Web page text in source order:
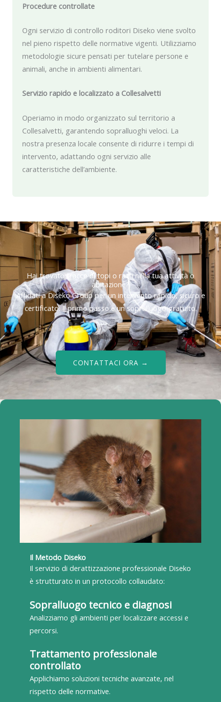
Procedure controllate
Ogni servizio di controllo roditori Diseko viene svolto
nel pieno rispetto delle normative vigenti. Utilizziamo
metodologie sicure pensati per tutelare persone e
animali, anche in ambienti alimentari.
Servizio rapido e localizzato a Collesalvetti
Operiamo in modo organizzato sul territorio a
Collesalvetti, garantendo sopralluoghi veloci. La
nostra presenza locale consente di ridurre i tempi di
intervento, adattando ogni servizio alle
caratteristiche dell’ambiente.
Hai trovato tracce di topi o ratti nella tua attività o
abitazione?
Affidati a Diseko Group per un intervento rapido, sicuro e
certificato. Il primo passo è un sopralluogo gratuito.
CONTATTACI ORA →
Il Metodo Diseko
Il servizio di derattizzazione professionale Diseko
è strutturato in un protocollo collaudato:
Sopralluogo tecnico e diagnosi
Analizziamo gli ambienti per localizzare accessi e
percorsi.
Trattamento professionale
controllato
Applichiamo soluzioni tecniche avanzate, nel
rispetto delle normative.